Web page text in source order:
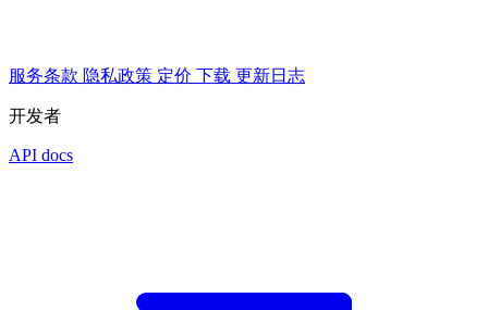
服务条款 隐私政策 定价 下载 更新日志
开发者
API docs